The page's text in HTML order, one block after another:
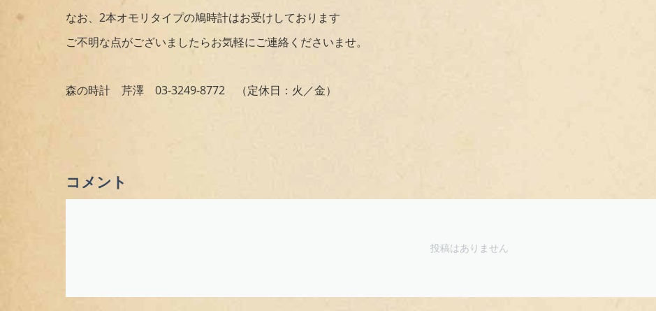
なお、2本オモリタイプの鳩時計はお受けしております
ご不明な点がございましたらお気軽にご連絡くださいませ。
森の時計 芹澤 03-3249-8772 （定休日：火／金）
コメント
投稿はありません